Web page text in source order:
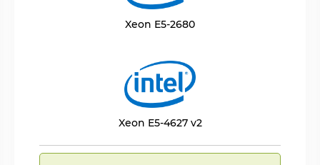
Xeon E5-2680
Xeon E5-4627 v2